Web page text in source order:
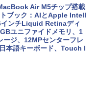
Air M5チップ搭載
ブック：AIとApple Intell
ンチLiquid Retinaディ
ユニファイドメモリ、1
ージ、12MPセンターフレ
本語キーボード、Touch I